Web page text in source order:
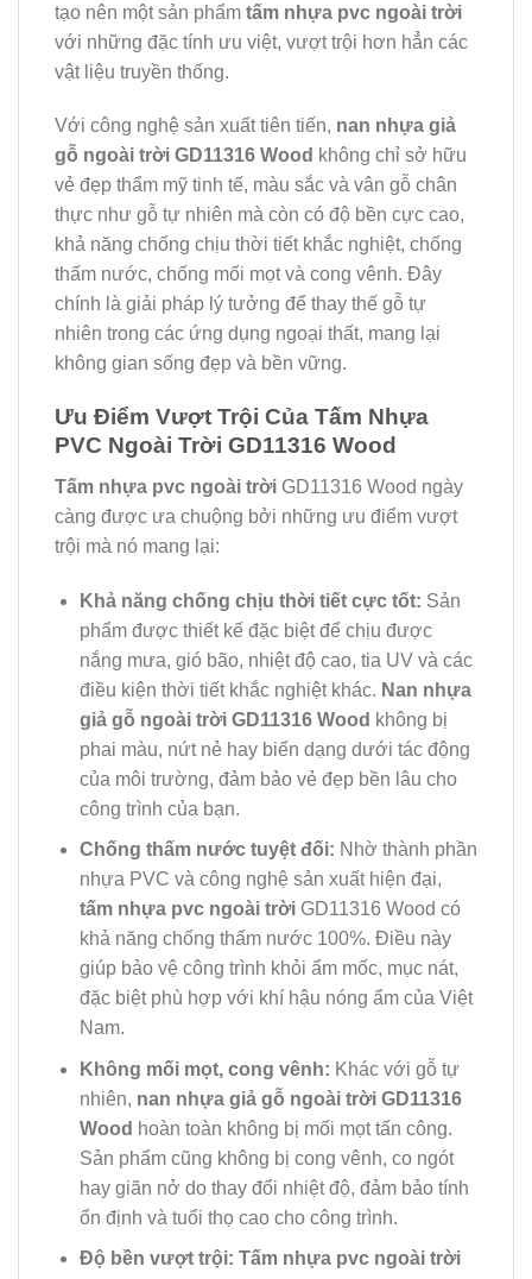
tạo nên một sản phẩm tấm nhựa pvc ngoài trời
với những đặc tính ưu việt, vượt trội hơn hẳn các
vật liệu truyền thống.
Với công nghệ sản xuất tiên tiến, nan nhựa giả
gỗ ngoài trời GD11316 Wood không chỉ sở hữu
vẻ đẹp thẩm mỹ tinh tế, màu sắc và vân gỗ chân
thực như gỗ tự nhiên mà còn có độ bền cực cao,
khả năng chống chịu thời tiết khắc nghiệt, chống
thấm nước, chống mối mọt và cong vênh. Đây
chính là giải pháp lý tưởng để thay thế gỗ tự
nhiên trong các ứng dụng ngoại thất, mang lại
không gian sống đẹp và bền vững.
Ưu Điểm Vượt Trội Của Tấm Nhựa
PVC Ngoài Trời GD11316 Wood
Tấm nhựa pvc ngoài trời GD11316 Wood ngày
càng được ưa chuộng bởi những ưu điểm vượt
trội mà nó mang lại:
Khả năng chống chịu thời tiết cực tốt: Sản
phẩm được thiết kế đặc biệt để chịu được
nắng mưa, gió bão, nhiệt độ cao, tia UV và các
điều kiện thời tiết khắc nghiệt khác. Nan nhựa
giả gỗ ngoài trời GD11316 Wood không bị
phai màu, nứt nẻ hay biến dạng dưới tác động
của môi trường, đảm bảo vẻ đẹp bền lâu cho
công trình của bạn.
Chống thấm nước tuyệt đối: Nhờ thành phần
nhựa PVC và công nghệ sản xuất hiện đại,
tấm nhựa pvc ngoài trờiGD11316 Wood có
khả năng chống thấm nước 100%. Điều này
giúp bảo vệ công trình khỏi ẩm mốc, mục nát,
đặc biệt phù hợp với khí hậu nóng ẩm của Việt
Nam.
Không mối mọt, cong vênh: Khác với gỗ tự
nhiên, nan nhựa giả gỗ ngoài trời GD11316
Wood hoàn toàn không bị mối mọt tấn công.
Sản phẩm cũng không bị cong vênh, co ngót
hay giãn nở do thay đổi nhiệt độ, đảm bảo tính
ổn định và tuổi thọ cao cho công trình.
Độ bền vượt trội: Tấm nhựa pvc ngoài trời